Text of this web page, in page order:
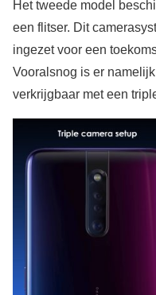
Het tweede model
een flitser. Dit
ingezet voor een
Vooralsnog is er
verkrijgbaar met een